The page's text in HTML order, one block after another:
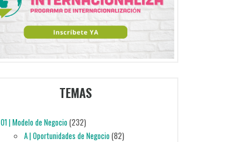
TEMAS
01 | Modelo de Negocio(232)
A | Oportunidades de Negocio(82)